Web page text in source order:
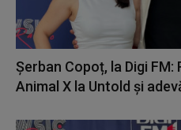
Șerban Copoț, la Digi
Animal X la Untold și